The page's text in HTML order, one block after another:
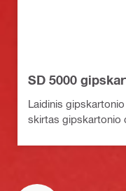
SD 5000
Laidinis
skirtas gipskartonio